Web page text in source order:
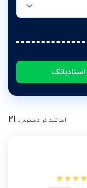
اساتید در دسترس: 21